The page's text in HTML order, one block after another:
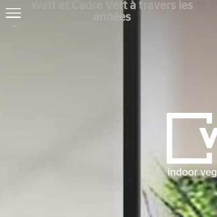
Watt et Cadre Vert à travers les
années